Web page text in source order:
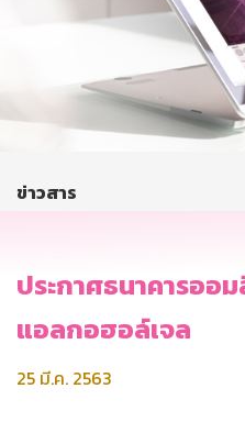
บริการทางการเงิน
ติดต่อเรา
บริการออนไลน์
ข่าวสาร
ประกาศธนาคารออ
แอลกอฮอล์เจล
25 มี.ค. 2563